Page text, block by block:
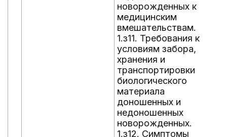
новорожденных к
медицинским
вмешательствам.
1.з11. Требования к
условиям забора,
хранения и
транспортировки
биологического
материала
доношенных и
недоношенных
новорожденных.
1.з12. Симптомы